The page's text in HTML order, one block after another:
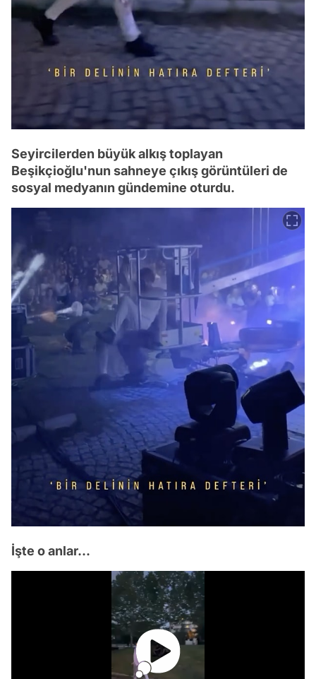
Seyircilerden büyük alkış toplayan
Beşikçioğlu'nun sahneye çıkış görüntüleri de
sosyal medyanın gündemine oturdu.
İşte o anlar...